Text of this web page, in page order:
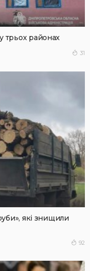
трьох районах
31
які знищили
92